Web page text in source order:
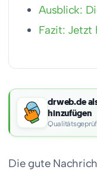
Ausblick:
Fazit: Jetzt
drweb.de
hinzufügen
Die gute